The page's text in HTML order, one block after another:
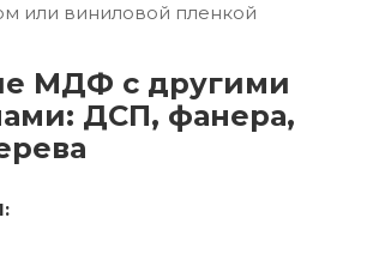
или виниловой пленкой
МДФ с другими
ДСП, фанера,